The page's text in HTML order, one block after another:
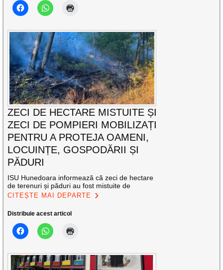
ZECI DE HECTARE MISTUITE ȘI
ZECI DE POMPIERI MOBILIZAȚI
PENTRU A PROTEJA OAMENI,
LOCUINȚE, GOSPODĂRII ȘI
PĂDURI
ISU Hunedoara informează că zeci de hectare
de terenuri și păduri au fost mistuite de
CITEȘTE MAI DEPARTE
Distribuie acest articol